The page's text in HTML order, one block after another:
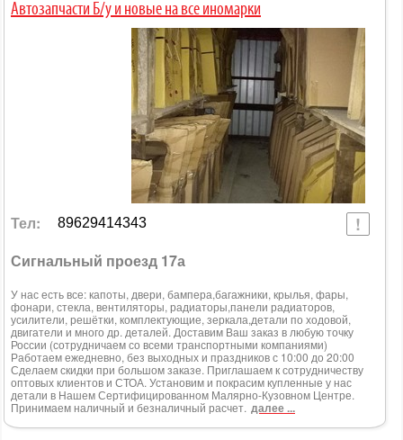
Автозапчасти Б/у и новые на все иномарки
Тел: 89629414343
Сигнальный проезд 17а
У нас есть все: капоты, двери, бампера,багажники, крылья, фары,
фонари, стекла, вентиляторы, радиаторы,панели радиаторов,
усилители, решётки, комплектующие, зеркала,детали по ходовой,
двигатели и много др. деталей. Доставим Ваш заказ в любую точку
России (сотрудничаем со всеми транспортными компаниями)
Работаем ежедневно, без выходных и праздников с 10:00 до 20:00
Сделаем скидки при большом заказе. Приглашаем к сотрудничеству
оптовых клиентов и СТОА. Установим и покрасим купленные у нас
детали в Нашем Сертифицированном Малярно-Кузовном Центре.
Принимаем наличный и безналичный расчет. далее ...